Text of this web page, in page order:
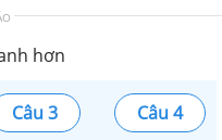
hơn
Câu 3
Câu 4